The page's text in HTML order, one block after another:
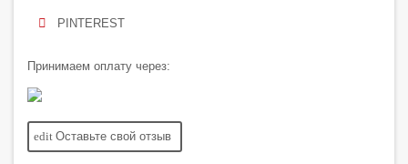
PINTEREST
Принимаем оплату через:
edit Оставьте свой отзыв